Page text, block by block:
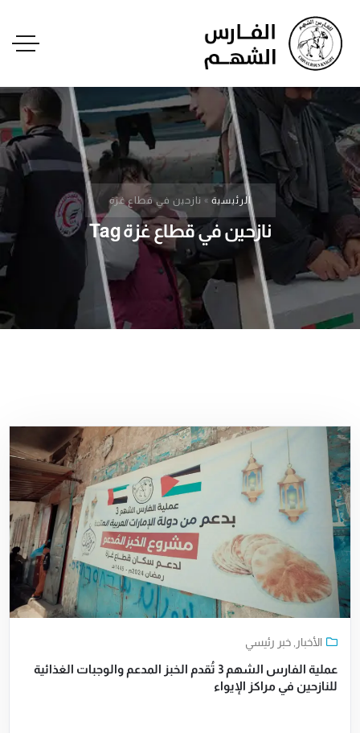
الرئيسية » نازحين في قطاع غزة
نازحين في قطاع غزة Tag
الأخبار ,خبر رئيسي
عملية الفارس الشهم 3 تُقدم الخبز المدعم والوجبات الغذائية
للنازحين في مراكز الإيواء